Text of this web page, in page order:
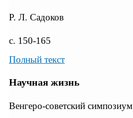
Р. Л. Садоков
с. 150-165
Полный текст
Научная жизнь
Венгеро-советский симпозиум